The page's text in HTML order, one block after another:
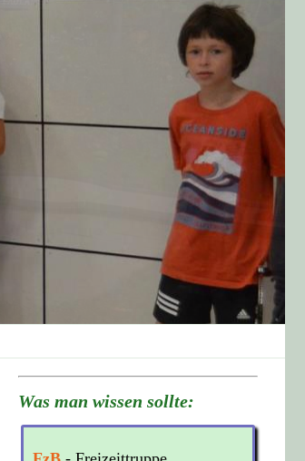
Was man wissen sollte: